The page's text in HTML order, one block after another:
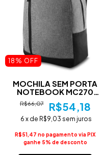
18% OFF
MOCHILA SEM PORTA
NOTEBOOK MC270
CINZA
R$66,07 R$54,18
6 x de R$9,03 sem juros
R$51,47 no pagamento via PIX
ganhe 5% de desconto